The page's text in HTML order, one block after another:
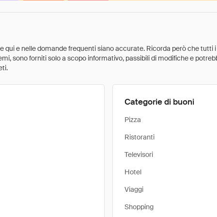
e nelle domande frequenti siano accurate. Ricorda però che
sono forniti solo a scopo informativo, passibili di modifiche e
Categorie di buoni
Pizza
Ristoranti
Televisori
Hotel
Viaggi
Shopping